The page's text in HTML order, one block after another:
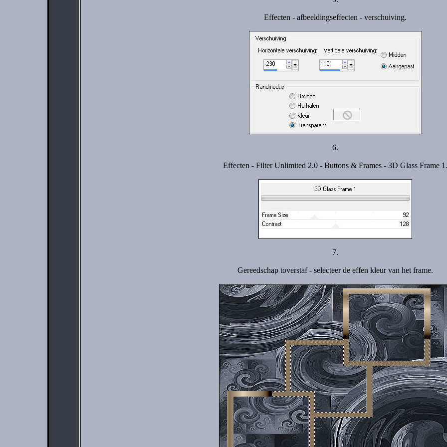
Effecten - afbeeldingseffecten - verschuiving.
6.
Effecten - Filter Unlimited 2.0 - Buttons & Frames - 3D Glass Frame 1.
7.
Gereedschap toverstaf - selecteer de effen kleur van het frame.